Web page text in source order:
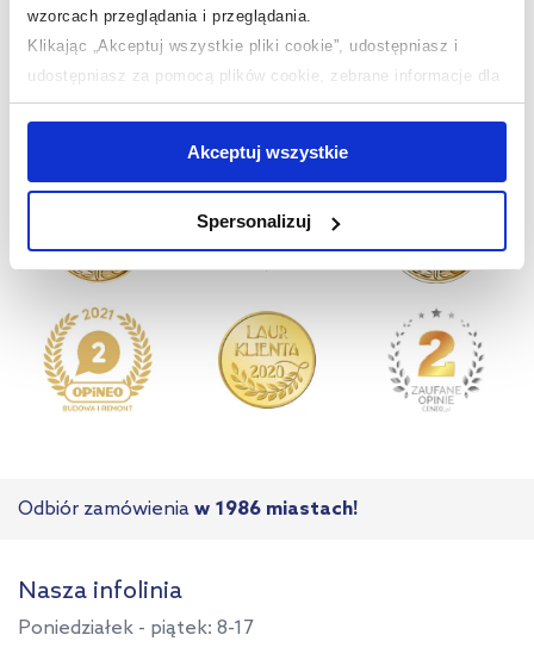
wzorcach przeglądania i przeglądania.
Klikając „Akceptuj wszystkie pliki cookie”, udostępniasz i
udostępniasz za pomocą plików cookie, zebrane informacje dla
użytkowników zewnętrznych, a także nasi partnerzy reklamowi.
jednak, że zablokowane niektóre pliki cookie mogą mieć wpływ
na sposób dostarczania treści niedostosowanych do potrzeb
Aby uzyskać więcej informacji na temat plików plików cookie,
kliknij „Ustawienia plików cookie”.Jeśli chcesz uzyskać więcej
informacji na temat plików cookie i tego, dlaczego ich przepisy,
przejdź do zakładek „Informacje o plikach cookie”.
Akceptuj wszystkie
Spersonalizuj
Nasze nagrody
Sklep z wyposażeniem łazieneknr 1 w Polsce!
Odbiór zamówienia w 1986 miastach!
Nasza infolinia
Poniedziałek - piątek: 8-17